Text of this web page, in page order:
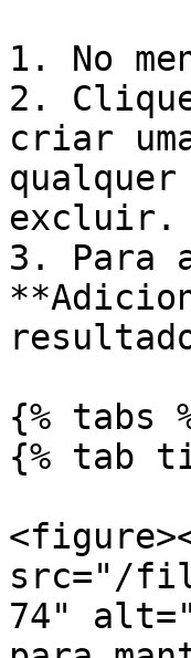
1. No
2.
criar
excluir.
3. Para
{% tabs
{% tab
src="/
74"